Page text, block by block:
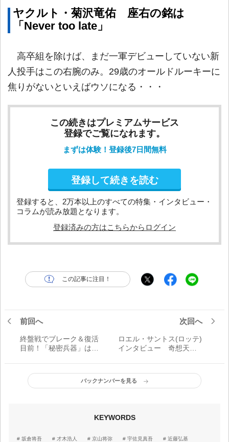
ヤクルト・菊沢竜佑 座右の銘は
「Never too late」
高卒組を除けば、まだ一軍デビューしていない新
人投手はこの右腕のみ。29歳のオールドルーキーに
焦りがないといえばウソになる・・・
この続きはプレミアムサービス
登録でご覧になれます。
まずは体験！登録後7日間無料
登録して続きを読む
登録すると、2万本以上のすべての特集・インタビュー・
コラムが読み放題となります。
登録済みの方はこちらからログイン
この記事に注目！
前回へ
終盤戦でブレーク＆復活
目前！「秘密兵器」は二
編
次回へ
ロエル・サントス(ロッテ)
インタビュー 奇想天外
バックナンバーを見る
KEYWORDS
坂倉将吾 才木浩人 京山将弥 宇佐見真吾 近藤弘基